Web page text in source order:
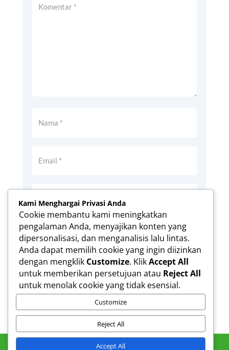
Simpan nama, email, dan situs web saya
pada peramban ini untuk komentar saya
berikutnya.
Kirim Komentar
Kami Menghargai Privasi Anda
Cookie membantu kami meningkatkan
pengalaman Anda, menyajikan konten yang
dipersonalisasi, dan menganalisis lalu lintas.
Anda dapat memilih cookie yang ingin diizinkan
dengan mengklik Customize. KlikAccept All
untuk memberikan persetujuan atau Reject All
untuk menolak cookie yang tidak esensial.
Customize
Reject All
Accept All